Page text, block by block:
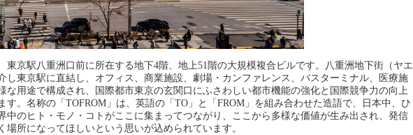
東京駅八重洲口前に所在する地下4階、地上51階の大規模複合ビルです。八重洲地下街（ヤエ
し東京駅に直結し、オフィス、商業施設、劇場・カンファレンス、バスターミナル、医療施
な用途で構成され、国際都市東京の玄関口にふさわしい都市機能の強化と国際競争力の向上
す。名称の「TOFROM」は、英語の「TO」と「FROM」を組み合わせた造語で、日本中、ひ
中のヒト・モノ・コトがここに集まってつながり、ここから多様な価値が生み出され、発信
場所になってほしいという思いが込められています。